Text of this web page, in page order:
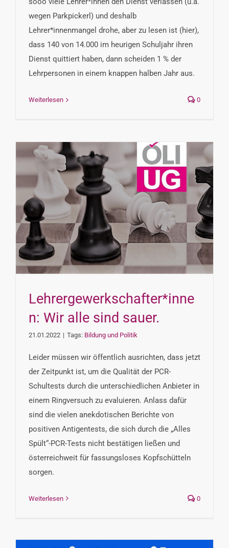
wegen Parkpickerl) und deshalb
Lehrer*innenmangel drohe, aber zu lesen ist (hier),
dass 140 von 14.000 im heurigen Schuljahr ihren
Dienst quittiert haben, dann scheiden 1 % der
Lehrpersonen in einem knappen halben Jahr aus.
Weiterlesen 0
Lehrergewerkschafter*inne
n: Wir alle sind sauer.
21.01.2022 | Tags: Bildung und Politik
Leider müssen wir öffentlich ausrichten, dass jetzt
der Zeitpunkt ist, um die Qualität der PCR-
Schultests durch die unterschiedlichen Anbieter in
einem Ringversuch zu evaluieren. Anlass dafür
sind die vielen anekdotischen Berichte von
positiven Antigentests, die sich durch die „Alles
Spült“-PCR-Tests nicht bestätigen ließen und
österreichweit für fassungsloses Kopfschütteln
sorgen.
Weiterlesen 0